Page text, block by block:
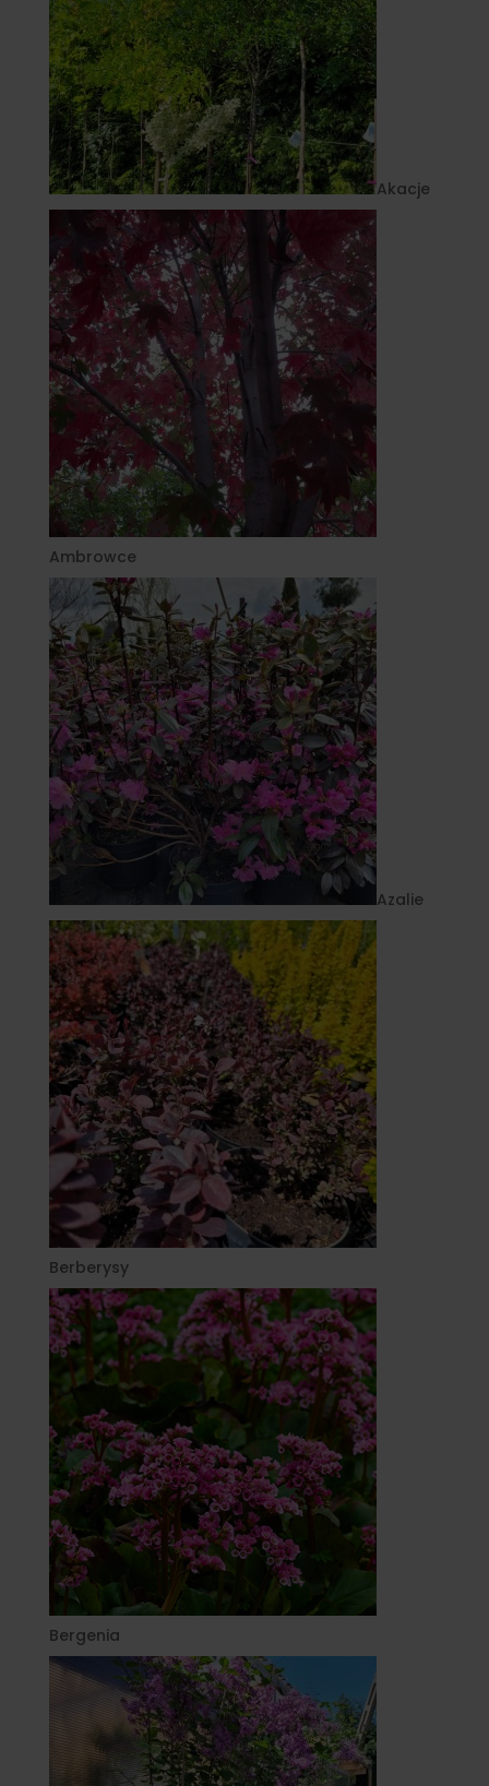
Akacje
Ambrowce
Azalie
Berberysy
Bergenia